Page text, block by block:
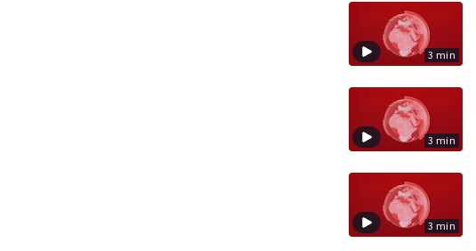
3 min
3 min
3 min